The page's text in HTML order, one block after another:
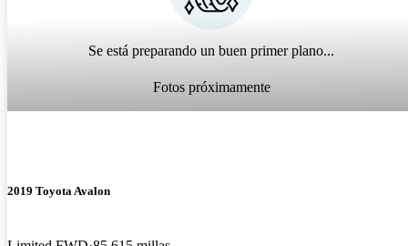
Se está preparando un buen primer plano...
Fotos próximamente
2019 Toyota Avalon